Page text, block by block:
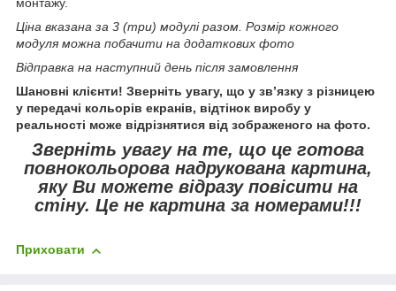
Ціна вказана за 3 (три) модулі разом. Розмір кожного
модуля можна побачити на додаткових фото
Відправка на наступний день після замовлення
Шановні клієнти! Зверніть увагу, що у зв’язку з різницею
у передачі кольорів екранів, відтінок виробу у
реальності може відрізнятися від зображеного на фото.
Зверніть увагуна те, що це готова
повнокольорова надрукована картина,
яку Ви можете відразу повісити на
стіну. Це не картина за номерами!!!
Приховати